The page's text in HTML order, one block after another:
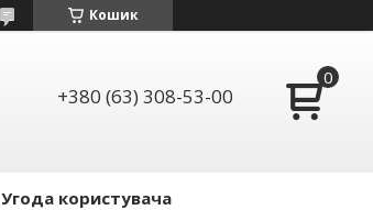
Кошик
+380 (63) 308-53-00
Угода користувача